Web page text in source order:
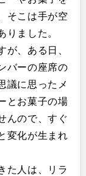
そこは手が空
りました。
が、ある日、
バーの座席の
議に思ったメ
とお菓子の場
んので、すぐ
変化が生まれ
た人は、リラ